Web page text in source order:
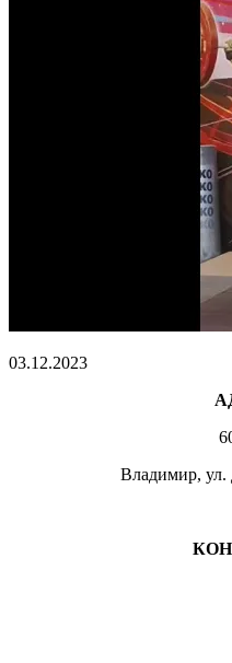
03.12.2023
Владимир, ул.